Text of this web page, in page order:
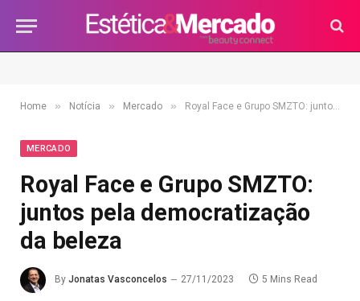
Home » Notícia » Mercado » Royal Face e Grupo SMZTO: juntos pela democratização da beleza
MERCADO
Royal Face e Grupo SMZTO:
juntos pela democratização
da beleza
By Jonatas Vasconcelos 27/11/2023 5 Mins Read